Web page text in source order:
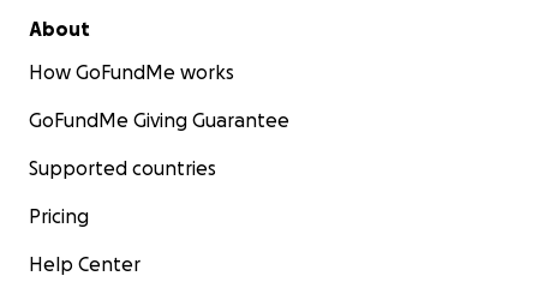
About
How GoFundMe works
GoFundMe Giving Guarantee
Supported countries
Pricing
Help Center